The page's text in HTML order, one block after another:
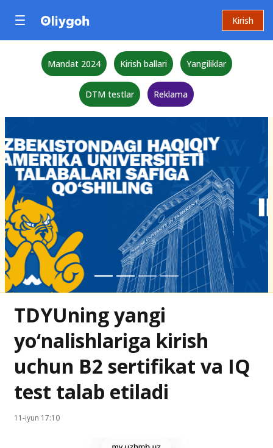
Kirish
Mandat 2024 Kirish ballari Yangiliklar
DTM testlar Reklama
TDYUning yangi
yo‘nalishlariga kirish
uchun B2 sertifikat va IQ
test talab etiladi
11-iyun 17:10